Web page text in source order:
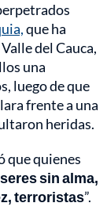
que ha
del Cauca,
una
luego de que
frente a una
heridas.
que quienes
sin alma,
terroristas”.